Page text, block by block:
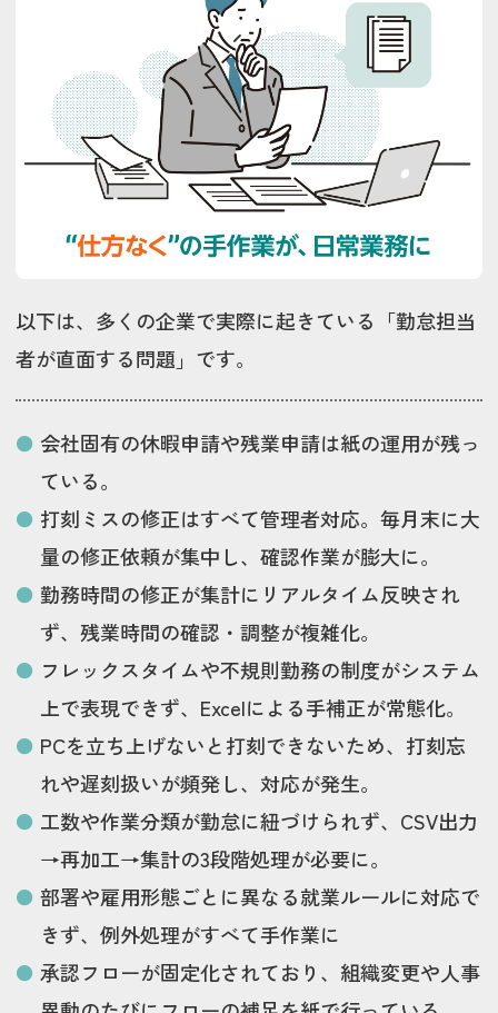
以下は、多くの企業で実際に起きている「勤怠担当
者が直面する問題」です。
会社固有の休暇申請や残業申請は紙の運用が残っ
ている。
打刻ミスの修正はすべて管理者対応。毎月末に大
量の修正依頼が集中し、確認作業が膨大に。
勤務時間の修正が集計にリアルタイム反映され
ず、残業時間の確認・調整が複雑化。
フレックスタイムや不規則勤務の制度がシステム
上で表現できず、Excelによる手補正が常態化。
PCを立ち上げないと打刻できないため、打刻忘
れや遅刻扱いが頻発し、対応が発生。
工数や作業分類が勤怠に紐づけられず、CSV出力
→再加工→集計の3段階処理が必要に。
部署や雇用形態ごとに異なる就業ルールに対応で
きず、例外処理がすべて手作業に
承認フローが固定化されており、組織変更や人事